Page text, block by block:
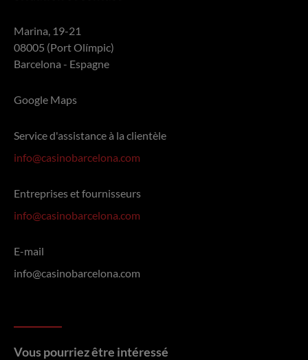
Marina, 19-21
08005 (Port Olímpic)
Barcelona - Espagne
Google Maps
Service d'assistance à la clientèle
info@casinobarcelona.com
Entreprises et fournisseurs
info@casinobarcelona.com
E-mail
info@casinobarcelona.com
Vous pourriez être intéressé